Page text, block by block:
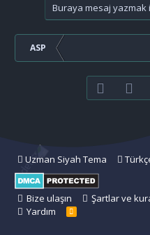
Buraya mesaj yazmak
ASP
Uzman Siyah Tema
Bize ulaşın Şartlar ve
Yardım
R